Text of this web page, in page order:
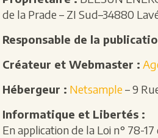
de la Prade – ZI Sud–34880
Responsable de la
Créateur et Webmaster :
Hébergeur : Netsample– 9
Informatique et Libertés :
En application de la Loi n° 78-